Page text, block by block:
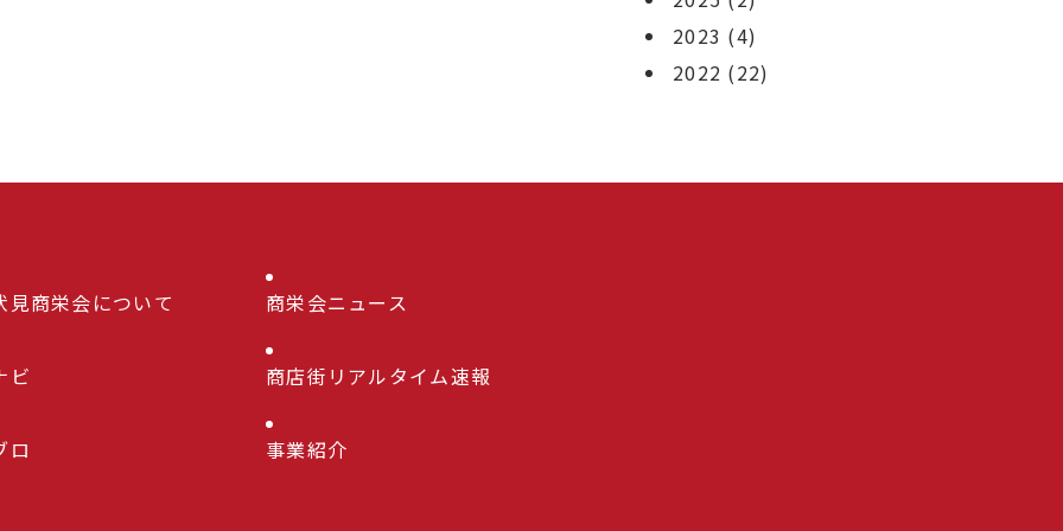
2023 (4)
2022 (22)
見商栄会について 商栄会ニュース
ビ 商店街リアルタイム速報
ロ 事業紹介